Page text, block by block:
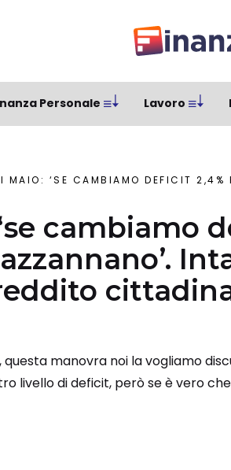
Personale Lavoro
‘SE CAMBIAMO DEFICIT 2,4% PER 2019 SQUALI CI
cambiamo
questa manovra noi la vogliamo
livello di deficit, però se è vero